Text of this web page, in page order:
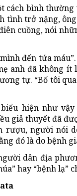
cách bình
tình trở nặng,
cuồng, nói
đến tứa
anh đã không
tự. “Bố tôi
hiện như
giả thuyết đã
rượu, người nói
đó là do bệnh
dân địa
hay “bệnh lạ”